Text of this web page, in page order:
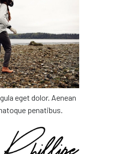
eget dolor. Aenean
penatibus.